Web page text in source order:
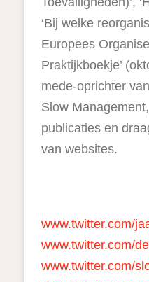
‘Bij welke
Europees
Praktijkboekje’
mede-oprichter
Slow
publicaties en
van websites.
www.twitter.com/
www.twitter.com/
www.twitter.com/